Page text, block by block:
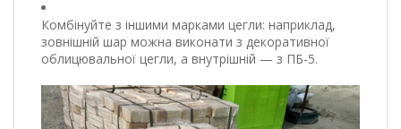
Комбінуйте з іншими марками цегли: наприклад,
зовнішній шар можна виконати з декоративної
облицювальної цегли, а внутрішній — з ПБ-5.